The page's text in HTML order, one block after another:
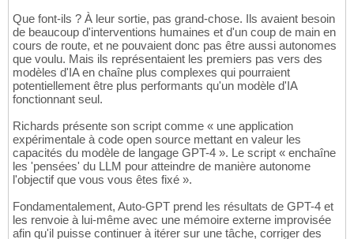
Que font-ils ? À leur sortie, pas grand-chose. Ils avaient besoin
de beaucoup d'interventions humaines et d'un coup de main en
cours de route, et ne pouvaient donc pas être aussi autonomes
que voulu. Mais ils représentaient les premiers pas vers des
modèles d'IA en chaîne plus complexes qui pourraient
potentiellement être plus performants qu'un modèle d'IA
fonctionnant seul.
Richards présente son script comme « une application
expérimentale à code open source mettant en valeur les
capacités du modèle de langage GPT-4 ». Le script « enchaîne
les 'pensées' du LLM pour atteindre de manière autonome
l'objectif que vous vous êtes fixé ».
Fondamentalement, Auto-GPT prend les résultats de GPT-4 et
les renvoie à lui-même avec une mémoire externe improvisée
afin qu'il puisse continuer à itérer sur une tâche, corriger des